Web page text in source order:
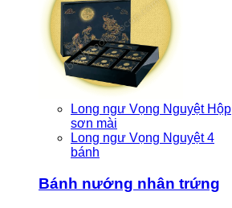
Long ngư Vọng Nguyệt Hộp
sơn mài
Long ngư Vọng Nguyệt 4
bánh
Bánh nướng nhân trứng